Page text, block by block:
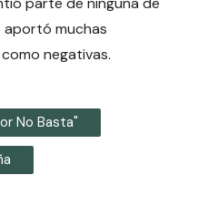
aportó muchas
negativas.
No Basta"